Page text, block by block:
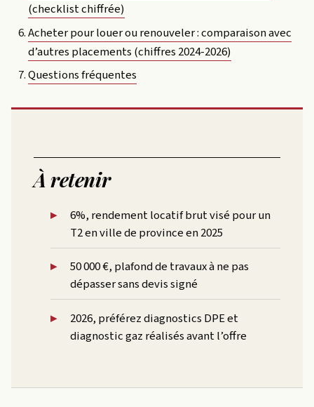
(checklist chiffrée)
Acheter pour louer ou renouveler : comparaison avec
d’autres placements (chiffres 2024-2026)
Questions fréquentes
À retenir
6%, rendement locatif brut visé pour un
T2 en ville de province en 2025
50 000 €, plafond de travaux à ne pas
dépasser sans devis signé
2026, préférez diagnostics DPE et
diagnostic gaz réalisés avant l’offre